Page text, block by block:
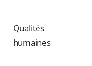
Qualités
humaines